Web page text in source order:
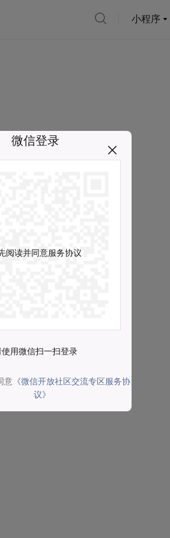
小程序
微信登录
阅读并同意服务协议
使用微信扫一扫登录
意 《微信开放社区交流专区服务协
议》